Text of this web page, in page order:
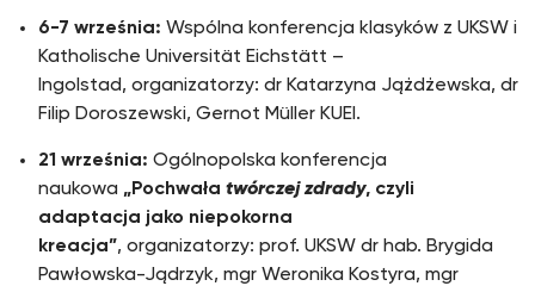
6-7 września: Wspólna konferencja klasyków z UKSW i
Katholische Universität Eichstätt –
Ingolstad, organizatorzy: dr Katarzyna Jążdżewska, dr
Filip Doroszewski, Gernot Müller KUEI.
21 września: Ogólnopolska konferencja
naukowa „Pochwała twórczej zdrady, czyli
adaptacja jako niepokorna
kreacja”, organizatorzy: prof. UKSW dr hab. Brygida
Pawłowska-Jądrzyk, mgr Weronika Kostyra, mgr